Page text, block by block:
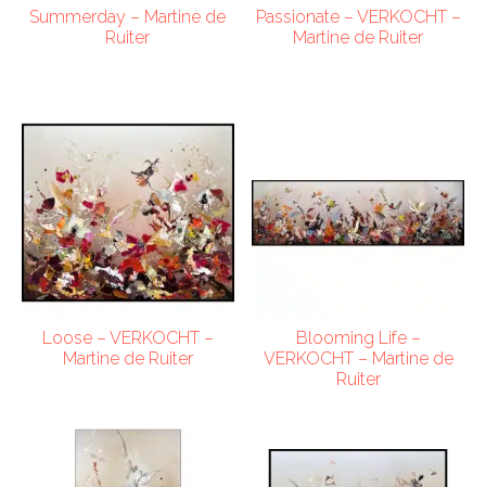
Summerday – Martine de
Ruiter
Passionate – VERKOCHT –
Martine de Ruiter
Loose – VERKOCHT –
Martine de Ruiter
Blooming Life –
VERKOCHT – Martine de
Ruiter